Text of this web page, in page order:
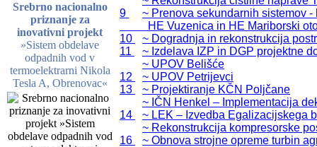
Srebrno nacionalno
priznanje za
inovativni projekt
»Sistem obdelave
odpadnih vod v
termoelektrarni Nikola
Tesla A, Obrenovac«
9 	~ Prenova sekundarnih sistemov - lot STR in obnova strojne opreme turbin agregatov na HE Dravograd,
HE Vuzenica in HE Mariborski
10 	~ Dogradnja in rekonstrukcija postrojenja za prečiščevanje odpadnih vod aglomeracije Pitomača
11 	~ Izdelava IZP in DGP projektne dokumentacije za Izgradnjo vodovoda Letošč Mozirje
12 	~ UPOV Petrijevci
13 	~ Projektiranje KČN Poljčane
14 	~ LEK – Izvedba Egalizacijskega bazena
16 	~ Obnova strojne opreme turbin agregatov na HE Dravograd, HE Vuzenica in HE Mariborski otok